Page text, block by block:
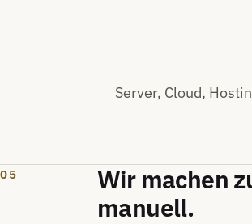
Server, Cloud,
05
Wir machen
manuell.